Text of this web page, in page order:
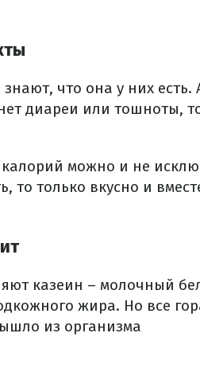
что она у них есть.
диареи или тошноты,
можно и не
то только вкусно и
казеин – молочный
жира. Но все
из организма